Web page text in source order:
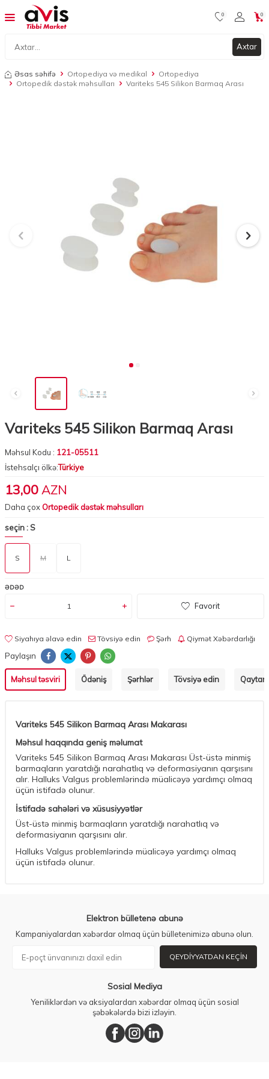
Axtar
0 0
Əsas səhifə Ortopediya və medikal
Ortopediya
Ortopedik dəstək məhsulları
Variteks 545 Silikon Barmaq Arası
Variteks 545 Silikon Barmaq Arası
Məhsul Kodu : 121-05511
İstehsalçı ölkə:Türkiye
13,00 AZN
Daha çoxOrtopedik dəstək məhsulları
seçin :S
S M L
ƏDƏD
Favorit
Siyahıya əlavə edin Tövsiyə edin Şərh Qiymət Xəbərdarlığı
Paylaşın
Məhsul təsviri Ödəniş Şərhlər Tövsiyə edin
Variteks 545 Silikon Barmaq Arası Makarası
Məhsul haqqında geniş məlumat
Variteks 545 Silikon Barmaq Arası Makarası Üst-üstə minmiş
barmaqların yaratdığı narahatlıq və deformasiyanın qarşısını
alır. Halluks Valgus problemlərində müalicəyə yardımçı olmaq
üçün istifadə olunur.
İstifadə sahələri və xüsusiyyətlər
Üst-üstə minmiş barmaqların yaratdığı narahatlıq və
deformasiyanın qarşısını alır.
Halluks Valgus problemlərində müalicəyə yardımçı olmaq
üçün istifadə olunur.
Elektron bülletenə abunə
Kampaniyalardan xəbərdar olmaq üçün bülletenimizə abunə olun.
QEYDIYYATDAN KEÇIN
Sosial Mediya
Yeniliklərdən və aksiyalardan xəbərdar olmaq üçün sosial
şəbəkələrdə bizi izləyin.